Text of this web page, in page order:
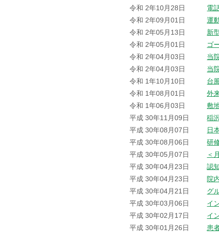
令和 2年10月28日
電
令和 2年09月01日
運
令和 2年05月13日
新
令和 2年05月01日
ゴ
令和 2年04月03日
当
令和 2年04月03日
当
令和 1年10月10日
台
令和 1年08月01日
外
令和 1年06月03日
敷
平成 30年11月09日
稲
平成 30年08月07日
日
平成 30年08月06日
研
平成 30年05月07日
＜
平成 30年04月23日
認
平成 30年04月23日
院
平成 30年04月21日
グ
平成 30年03月06日
イ
平成 30年02月17日
イ
平成 30年01月26日
患